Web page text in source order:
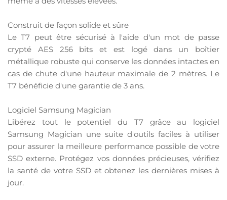
Construit de façon solide et sûre
Le T7 peut être sécurisé à l'aide d'un mot de passe
crypté AES 256 bits et est logé dans un boîtier
métallique robuste qui conserve les données intactes en
cas de chute d'une hauteur maximale de 2 mètres. Le
T7 bénéficie d'une garantie de 3 ans.
Logiciel Samsung Magician
Libérez tout le potentiel du T7 grâce au logiciel
Samsung Magician une suite d'outils faciles à utiliser
pour assurer la meilleure performance possible de votre
SSD externe. Protégez vos données précieuses, vérifiez
la santé de votre SSD et obtenez les dernières mises à
jour.